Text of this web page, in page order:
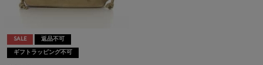
SALE 返品不可
ギフトラッピング不可